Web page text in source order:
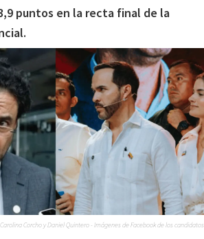
puntos en la recta final de la
Corcho y Daniel Quintero - Imágenes de Facebook de los candidatos